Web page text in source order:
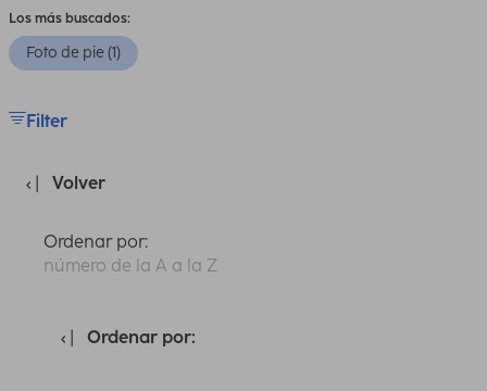
Los más buscados:
Foto de pie (1)
Filter
Volver
Ordenar por:
número de la A a la Z
Ordenar por: